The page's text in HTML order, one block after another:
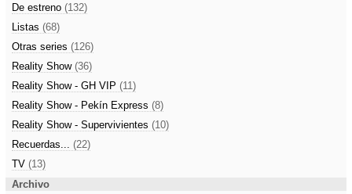
De estreno (132)
Listas (68)
Otras series (126)
Reality Show (36)
Reality Show - GH VIP (11)
Reality Show - Pekín Express (8)
Reality Show - Supervivientes (10)
Recuerdas... (22)
TV (13)
Archivo